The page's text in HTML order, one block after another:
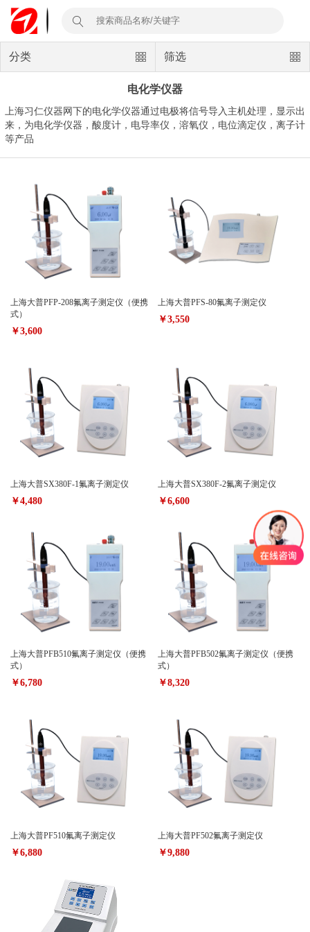
分类 筛选
电化学仪器
上海习仁仪器网下的电化学仪器通过电极将信号导入主机处理，显示出
来，为电化学仪器，酸度计，电导率仪，溶氧仪，电位滴定仪，离子计
等产品
上海大普PFP-208氟离子测定仪（便携
式）
￥3,600
上海大普PFS-80氟离子测定仪
￥3,550
上海大普SX380F-1氟离子测定仪
￥4,480
上海大普SX380F-2氟离子测定仪
￥6,600
上海大普PFB510氟离子测定仪（便携
式）
￥6,780
上海大普PFB502氟离子测定仪（便携
式）
￥8,320
上海大普PF510氟离子测定仪
￥6,880
上海大普PF502氟离子测定仪
￥9,880